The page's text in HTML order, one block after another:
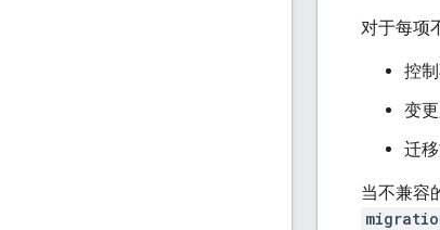
对于每项
控
变
迁
当不兼容